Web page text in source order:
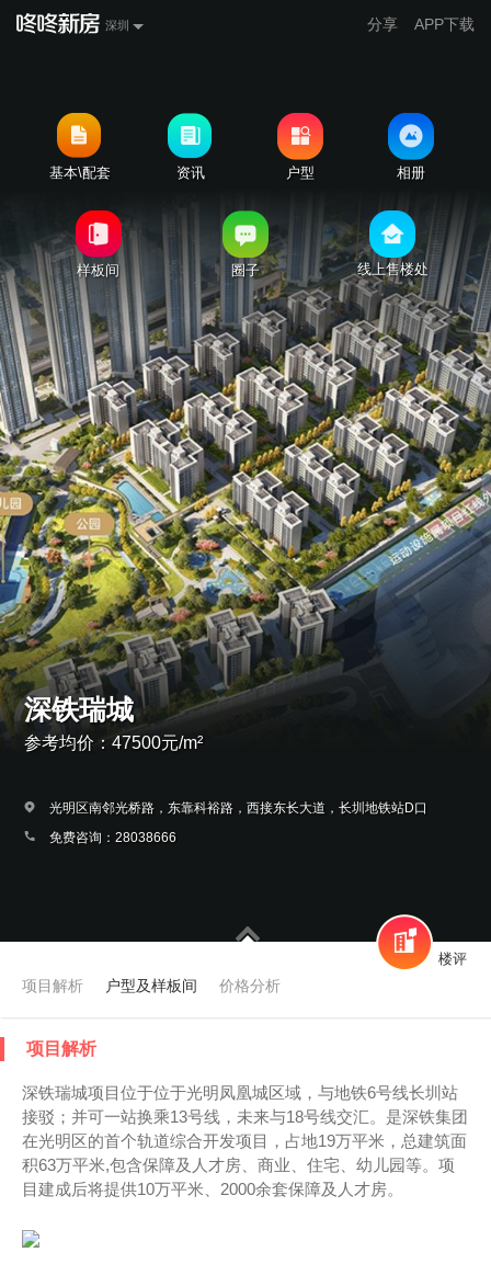
深圳 分享 APP下载
基本\配套 资讯 户型 相册
样板间 圈子 线上售楼处
深铁瑞城
参考均价：47500元/m²
光明区南邻光桥路，东靠科裕路，西接东长大道，长圳地铁站D口
免费咨询：28038666
楼评
项目解析 户型及样板间 价格分析
项目解析
深铁瑞城项目位于位于光明凤凰城区域，与地铁6号线长圳站
接驳；并可一站换乘13号线，未来与18号线交汇。是深铁集团
在光明区的首个轨道综合开发项目，占地19万平米，总建筑面
积63万平米,包含保障及人才房、商业、住宅、幼儿园等。项
目建成后将提供10万平米、2000余套保障及人才房。